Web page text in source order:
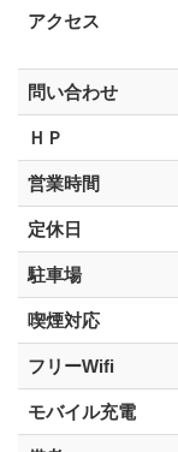
アクセス
問い合わせ
ＨＰ
営業時間
定休日
駐車場
喫煙対応
フリーWifi
モバイル充電